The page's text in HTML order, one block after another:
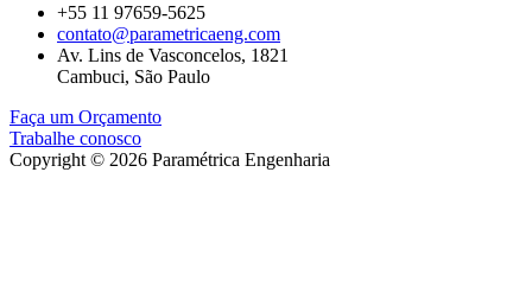
+55 11 97659-5625
contato@parametricaeng.com
Av. Lins de Vasconcelos, 1821
Cambuci, São Paulo
Faça um Orçamento
Trabalhe conosco
Copyright © 2026 Paramétrica Engenharia